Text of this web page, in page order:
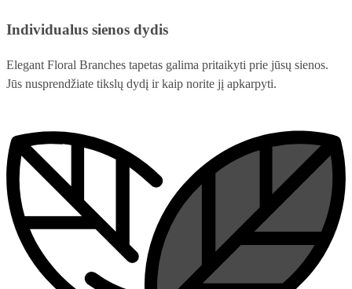
Individualus sienos dydis
Elegant Floral Branches tapetas galima pritaikyti prie jūsų sienos.
Jūs nusprendžiate tikslų dydį ir kaip norite jį apkarpyti.